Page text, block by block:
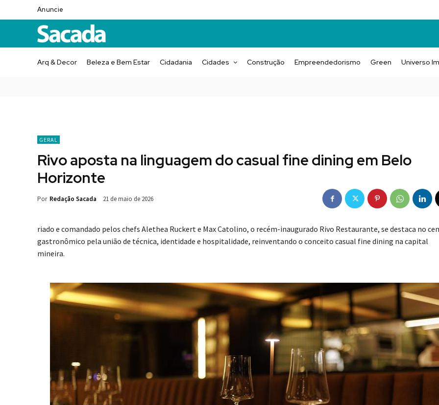
Anuncie
Arq & Decor Beleza e Bem Estar Cidadania Cidades Construção Empreendedorismo Green Universo
GERAL
Rivo aposta na linguagem do casual fine dining em Belo
Horizonte
Por Redação Sacada 21 de maio de 2026
riado e comandado pelos chefs Alethea Ruckert e Max Catolino, o recém-inaugurado Rivo Restaurante, se destaca no
gastronômico pela união de técnica, identidade e hospitalidade, reinventando o conceito casual fine dining na capital
mineira.